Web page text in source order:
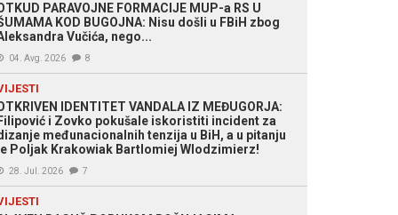
PARAVOJNE FORMACIJE MUP-a RS U
KOD BUGOJNA: Nisu došli u FBiH zbog
Vučića, nego...
04. Avg. 2026 8
IDENTITET VANDALA IZ MEĐUGORJA:
i Zovko pokušale iskoristiti incident za
međunacionalnih tenzija u BiH, a u pitanju
Poljak Krakowiak Bartlomiej Wlodzimierz!
28. Jul. 2026 7